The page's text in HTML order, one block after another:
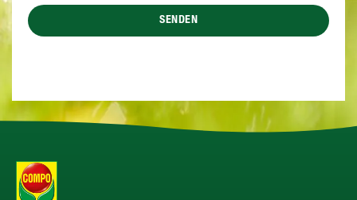
SENDEN